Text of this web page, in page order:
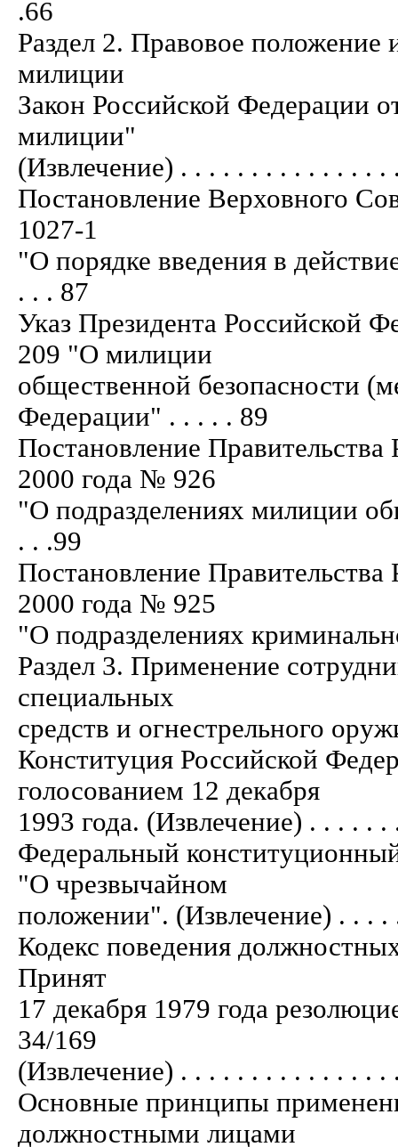
.66
Раздел 2. Правовое положение
милиции
Закон Российской Федерации
милиции"
(Извлечение) . . . . . . . . . . . . . .
Постановление Верховного
1027-1
"О порядке введения в
. . . 87
Указ Президента Российской
209 "О милиции
общественной безопасности
Федерации" . . . . . 89
Постановление
2000 года № 926
"О подразделениях милиции
. . .99
Постановление
2000 года № 925
"О подразделениях
Раздел 3. Применение
специальных
средств и огнестрельного
Конституция Российской
голосованием 12 декабря
1993 года. (Извлечение) . . . . .
Федеральный
"О чрезвычайном
положении". (Извлечение) . . .
Кодекс поведения
Принят
17 декабря 1979 года
34/169
(Извлечение) . . . . . . . . . . . . . .
Основные принципы
должностными лицами